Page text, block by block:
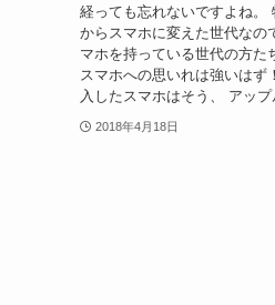
経っても忘れないですよね。
からスマホに変えた世代なの
マホを持っている世代の方た
スマホへの思いれは強いはず
入したスマホはそう、 アップ
2018年4月18日